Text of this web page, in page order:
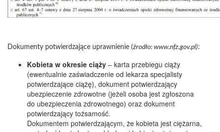
Dokumenty potwierdzające uprawnienie (źrodło: www.nfz.gov.pl):
Kobieta w okresie ciąży – karta przebiegu ciąży
(ewentualnie zaświadczenie od lekarza specjalisty
potwierdzające ciążę), dokument potwierdzający
ubezpieczenie zdrowotne (jeżeli osoba jest zgłoszona
do ubezpieczenia zdrowotnego) oraz dokument
potwierdzający tożsamość.
Dokumentem potwierdzającym, że kobieta jest ciężarna,